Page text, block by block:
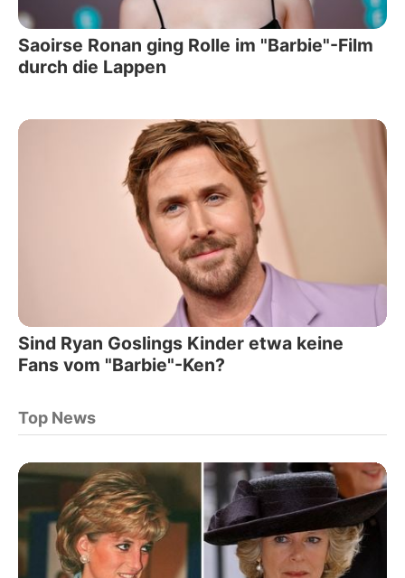
Saoirse Ronan ging Rolle im "Barbie"-Film
durch die Lappen
Sind Ryan Goslings Kinder etwa keine
Fans vom "Barbie"-Ken?
Top News